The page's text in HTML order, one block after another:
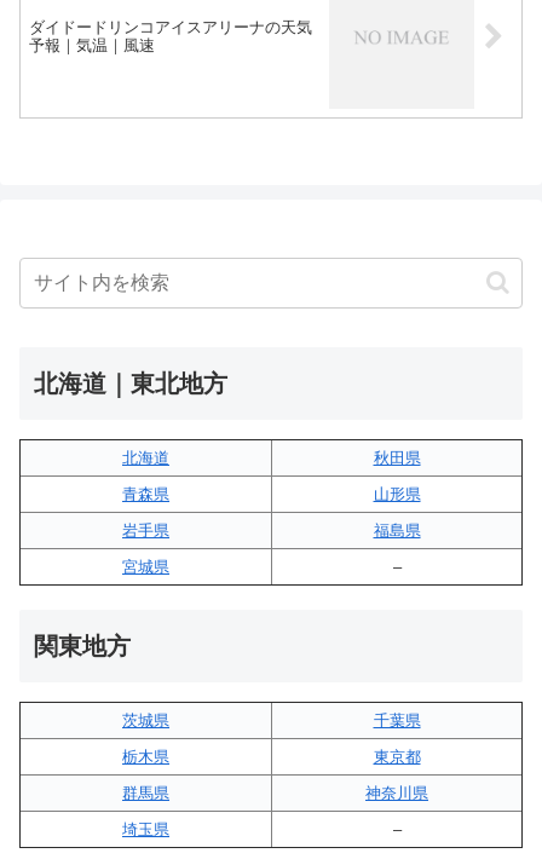
ダイドードリンコアイスアリーナの天気
予報｜気温｜風速
北海道｜東北地方
北海道
秋田県
青森県
山形県
岩手県
福島県
宮城県
–
関東地方
茨城県
千葉県
栃木県
東京都
群馬県
神奈川県
埼玉県
–